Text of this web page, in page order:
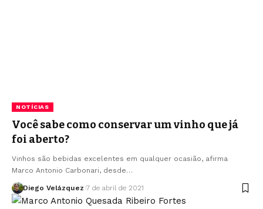
NOTÍCIAS
Você sabe como conservar um vinho que já
foi aberto?
Vinhos são bebidas excelentes em qualquer ocasião, afirma
Marco Antonio Carbonari, desde…
Diego Velázquez 7 de abril de 2021